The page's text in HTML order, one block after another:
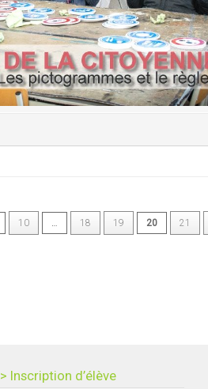
10 18 19 20 21
> Inscription d’élève